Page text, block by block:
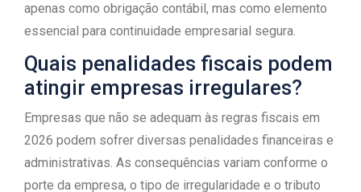
apenas como obrigação contábil, mas como elemento
essencial para continuidade empresarial segura.
Quais penalidades fiscais podem
atingir empresas irregulares?
Empresas que não se adequam às regras fiscais em
2026 podem sofrer diversas penalidades financeiras e
administrativas. As consequências variam conforme o
porte da empresa, o tipo de irregularidade e o tributo